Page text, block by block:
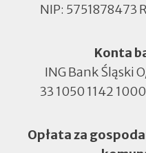
NIP: 5751878473
Konta
ING Bank Śląski
33 1050 1142
Opłata za